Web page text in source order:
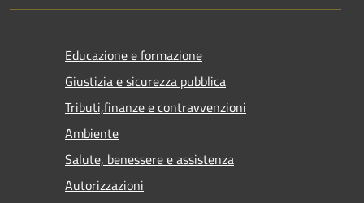
Educazione e formazione
Giustizia e sicurezza pubblica
Tributi,finanze e contravvenzioni
Ambiente
Salute, benessere e assistenza
Autorizzazioni